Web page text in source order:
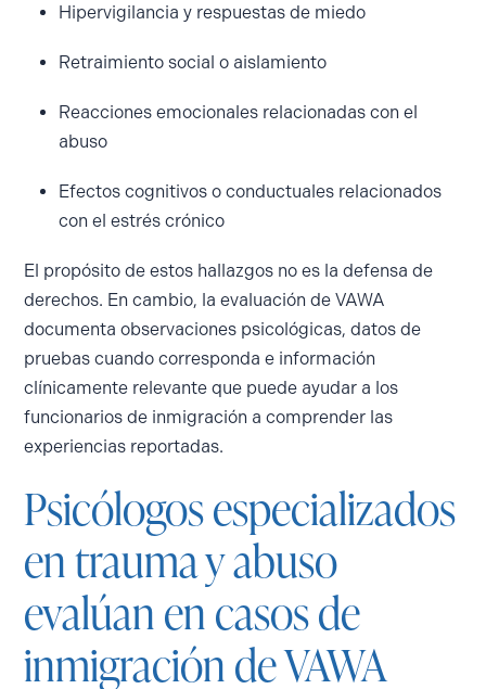
Hipervigilancia y respuestas de miedo
Retraimiento social o aislamiento
Reacciones emocionales relacionadas con el
abuso
Efectos cognitivos o conductuales relacionados
con el estrés crónico
El propósito de estos hallazgos no es la defensa de
derechos. En cambio, la evaluación de VAWA
documenta observaciones psicológicas, datos de
pruebas cuando corresponda e información
clínicamente relevante que puede ayudar a los
funcionarios de inmigración a comprender las
experiencias reportadas.
Psicólogos especializados
en trauma y abuso
evalúan en casos de
inmigración de VAWA